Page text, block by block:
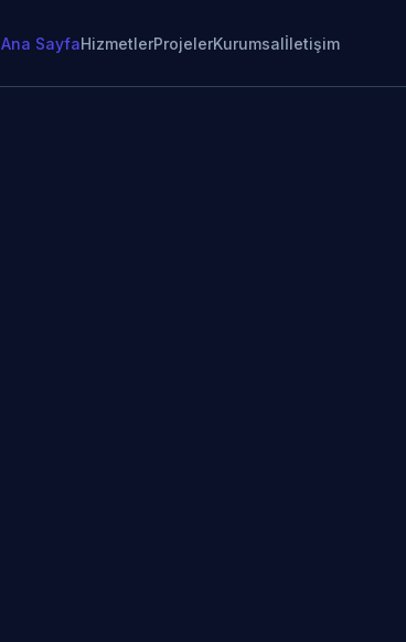
Ana SayfaHizmetlerProjelerKurumsalİletişim